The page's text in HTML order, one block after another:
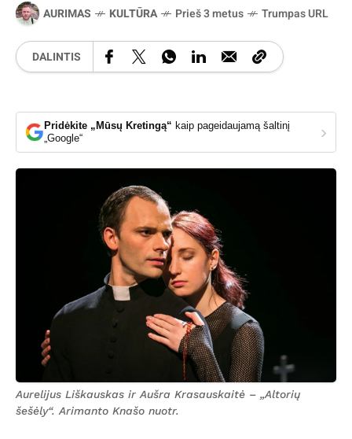
AURIMAS KULTŪRA Prieš 3 metus Trumpas URL
DALINTIS
Pridėkite „Mūsų Kretingą“ kaip pageidaujamą šaltinį
„Google“
›
Aurelijus Liškauskas ir Aušra Krasauskaitė – „Altorių
šešėly“. Arimanto Knašo nuotr.